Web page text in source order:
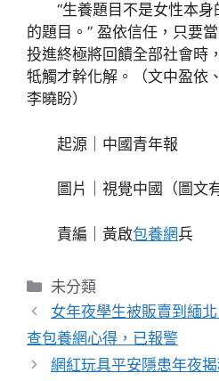
“生養題目不是女性本身
的題目。” 盈依信任，只要
投進終極將回饋全部社會時
牴觸才幹化解。（文中盈依
李曉盼）
起源｜中國青年報
圖片｜視覺中國（圖文有
責編｜黃啟包養網兵
分
類
未分類
女年夜學生被販賣到緬
查包養網心得，已報警
網紅玩具平安隱患年夜